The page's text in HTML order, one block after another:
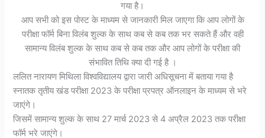
गया है।
आप सभी को इस पोस्ट के माध्यम से जानकारी मिल जाएगा कि आप लोगों के
परीक्षा फॉर्म बिना विलंब शुल्क के साथ कब से कब तक भर सकते हैं और वही
सामान्य विलंब शुल्क के साथ कब से कब तक और आप लोगों के परीक्षा की
संभावित तिथि क्या दी गई है ।
ललित नारायण मिथिला विश्वविद्यालय द्वारा जारी अधिसूचना में बताया गया है
स्नातक तृतीय खंड परीक्षा 2023 के परीक्षा प्रपत्र ऑनलाइन के माध्यम से भरे
जाएंगे।
जिसमें सामान्य शुल्क के साथ 27 मार्च 2023 से 4 अप्रैल 2023 तक परीक्षा
फॉर्म भरे जाएंगे।